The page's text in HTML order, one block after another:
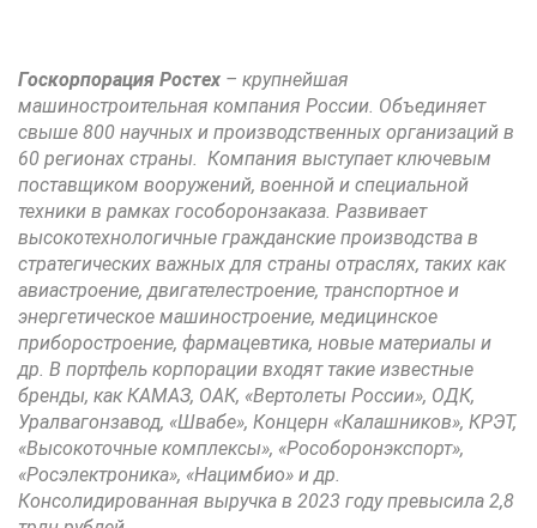
Госкорпорация Ростех – крупнейшая
машиностроительная компания России. Объединяет
свыше 800 научных и производственных организаций в
60 регионах страны. Компания выступает ключевым
поставщиком вооружений, военной и специальной
техники в рамках гособоронзаказа. Развивает
высокотехнологичные гражданские производства в
стратегических важных для страны отраслях, таких как
авиастроение, двигателестроение, транспортное и
энергетическое машиностроение, медицинское
приборостроение, фармацевтика, новые материалы и
др. В портфель корпорации входят такие известные
бренды, как КАМАЗ, ОАК, «Вертолеты России», ОДК,
Уралвагонзавод, «Швабе», Концерн «Калашников», КРЭТ,
«Высокоточные комплексы», «Рособоронэкспорт»,
«Росэлектроника», «Нацимбио» и др.
Консолидированная выручка в 2023 году превысила 2,8